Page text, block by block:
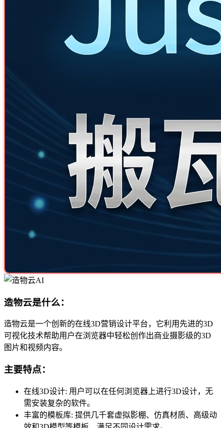
造物云是什么：
造物云是一个创新的在线3D营销设计平台，它利用先进的3D
可视化技术帮助用户在浏览器中轻松创作出商业摄影级的3D
图片和视频内容。
主要特点：
在线3D设计: 用户可以在任何浏览器上进行3D设计，无
需安装复杂的软件。
丰富的模板库: 提供几千套虚拟影棚、仿真材质、高级动